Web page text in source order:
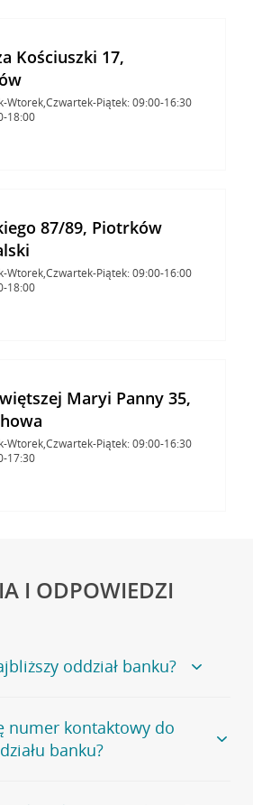
Kościuszki 17,
Wtorek,Czwartek-Piątek: 09:00-16:30
18:00
87/89, Piotrków
Wtorek,Czwartek-Piątek: 09:00-16:00
18:00
Maryi Panny 35,
Wtorek,Czwartek-Piątek: 09:00-16:30
17:30
I ODPOWIEDZI
oddział banku?
naszego banku, zapraszamy na
, na której znajduje się
numer kontaktowy do
banku?